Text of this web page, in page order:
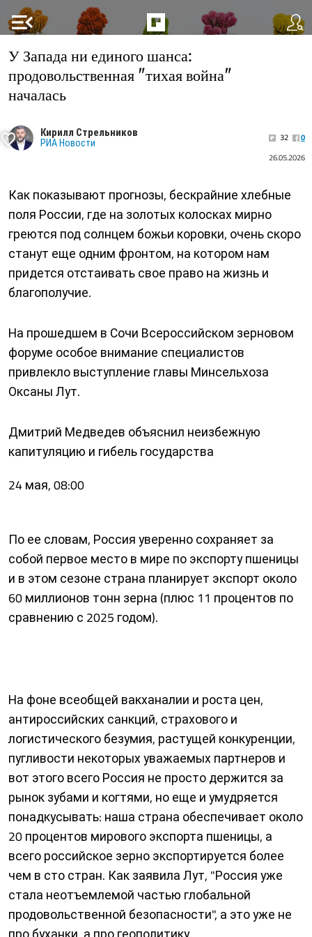
menu_open
У Запада ни единого шанса:
продовольственная "тихая война"
началась
Кирилл Стрельников
РИА Новости 32
0
26.05.2026
Как показывают прогнозы, бескрайние хлебные
поля России, где на золотых колосках мирно
греются под солнцем божьи коровки, очень скоро
станут еще одним фронтом, на котором нам
придется отстаивать свое право на жизнь и
благополучие.
На прошедшем в Сочи Всероссийском зерновом
форуме особое внимание специалистов
привлекло выступление главы Минсельхоза
Оксаны Лут.
Дмитрий Медведев объяснил неизбежную
капитуляцию и гибель государства
24 мая, 08:00
По ее словам, Россия уверенно сохраняет за
собой первое место в мире по экспорту пшеницы
и в этом сезоне страна планирует экспорт около
60 миллионов тонн зерна (плюс 11 процентов по
сравнению с 2025 годом).
На фоне всеобщей вакханалии и роста цен,
антироссийских санкций, страхового и
логистического безумия, растущей конкуренции,
пугливости некоторых уважаемых партнеров и
вот этого всего Россия не просто держится за
рынок зубами и когтями, но еще и умудряется
понадкусывать: наша страна обеспечивает около
20 процентов мирового экспорта пшеницы, а
всего российское зерно экспортируется более
чем в сто стран. Как заявила Лут, "Россия уже
стала неотъемлемой частью глобальной
продовольственной безопасности", а это уже не